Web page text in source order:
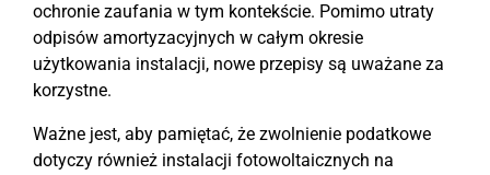
ochronie zaufania w tym kontekście. Pomimo utraty
odpisów amortyzacyjnych w całym okresie
użytkowania instalacji, nowe przepisy są uważane za
korzystne.
Ważne jest, aby pamiętać, że zwolnienie podatkowe
dotyczy również instalacji fotowoltaicznych na